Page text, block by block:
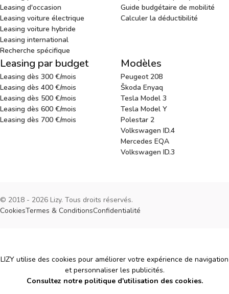
Leasing d'occasion
Leasing voiture électrique
Leasing voiture hybride
Leasing international
Recherche spécifique
Guide budgétaire de mobilité
Calculer la déductibilité
Leasing par budget
Leasing dès 300 €/mois
Leasing dès 400 €/mois
Leasing dès 500 €/mois
Leasing dès 600 €/mois
Leasing dès 700 €/mois
Modèles
Peugeot 208
Škoda Enyaq
Tesla Model 3
Tesla Model Y
Polestar 2
Volkswagen ID.4
Mercedes EQA
Volkswagen ID.3
© 2018 - 2026 Lizy. Tous droits réservés.
CookiesTermes & ConditionsConfidentialité
Cookies
LIZY utilise des cookies pour améliorer votre expérience de navigation
et personnaliser les publicités.
Consultez notre politique d'utilisation des cookies.